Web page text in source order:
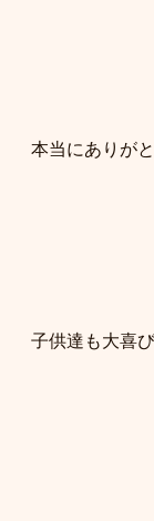
本当にありが
子供達も大喜